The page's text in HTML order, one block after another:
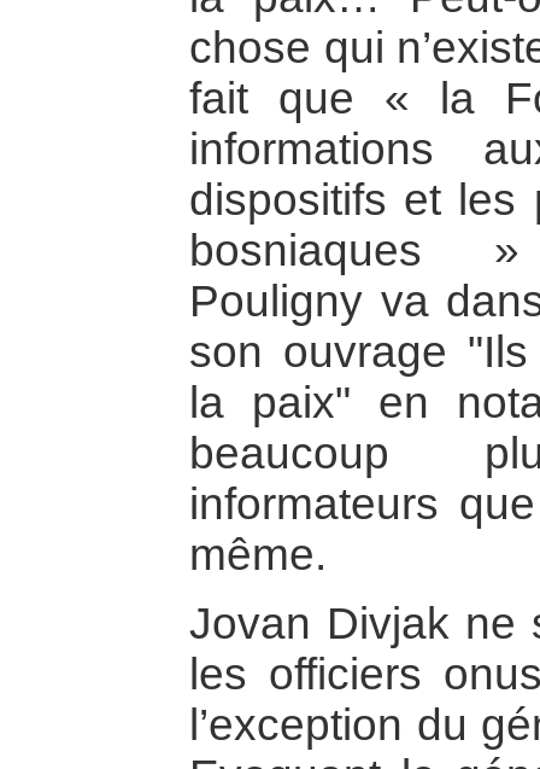
chose qui
fait que « la
informations
dispositifs et les
bosniaques
Pouligny va
son ouvrage
la paix" en
beaucoup
informateurs
même.
Jovan Divjak ne
les officiers
l’exception du